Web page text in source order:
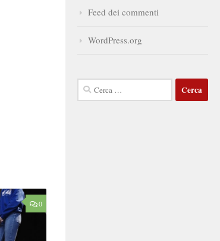
0
Feed dei commenti
WordPress.org
Ricerca
per: